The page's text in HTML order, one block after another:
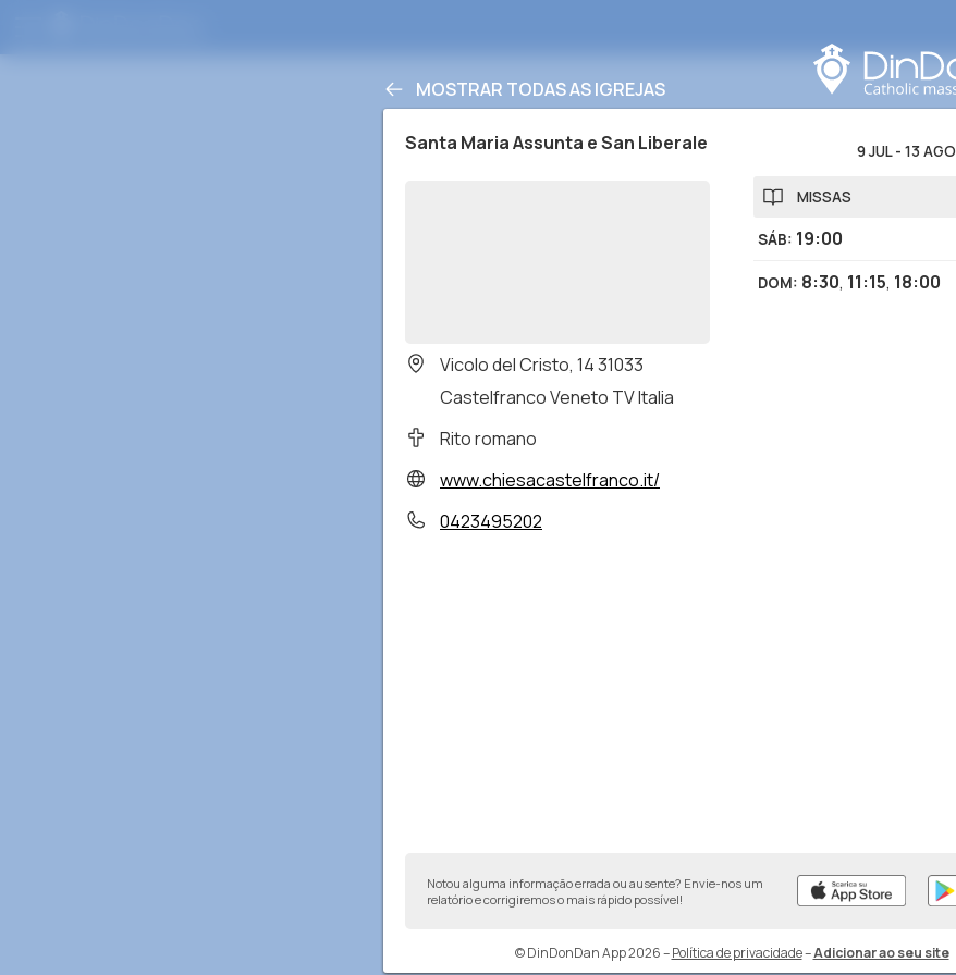
MOSTRAR TODAS AS IGREJAS
Santa Maria Assunta e San Liberale
Vicolo del Cristo, 14 31033
Castelfranco Veneto TV Italia
Rito romano
www.chiesacastelfranco.it/
0423495202
9 JUL- 13 AGO
MISSAS
SÁB: 19:00
DOM: 8:30, 11:15, 18:00
Notou alguma informação errada ou ausente? Envie-nos um
relatório e corrigiremos o mais rápido possível!
© DinDonDan App 2026– Política de privacidade–Adicionar ao seu site